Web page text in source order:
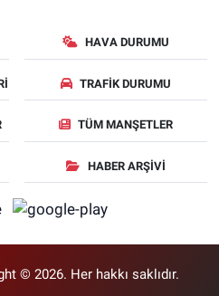
HAVA DURUMU
TRAFIK DURUMU
TÜM MANŞETLER
HABER ARŞIVI
© 2026. Her hakkı saklıdır.